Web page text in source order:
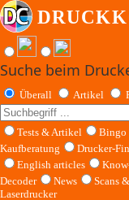
Suche beim
Überall Artikel
Tests & Artikel Bingo
Kaufberatung
Drucker-
English articles
Decoder
News Scans
Laserdrucker